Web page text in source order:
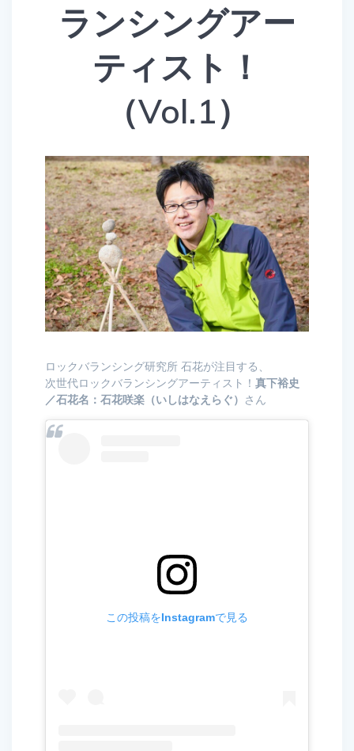
ランシングアー
ティスト！
（Vol.1）
ロックバランシング研究所 石花が注目する、
次世代ロックバランシングアーティスト！ 真下裕史
／石花名：石花咲楽（いしはなえらぐ） さん
この投稿をInstagramで見る